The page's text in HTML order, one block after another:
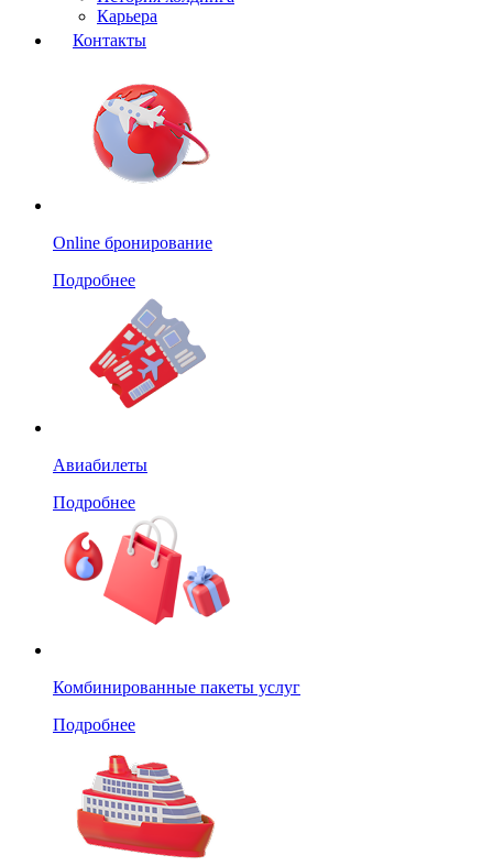
Карьера
Контакты
Online бронирование
Подробнее
Авиабилеты
Подробнее
Комбинированные пакеты услуг
Подробнее